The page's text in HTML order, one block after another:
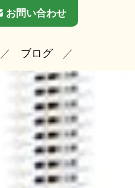
お問い合わせ
ブログ